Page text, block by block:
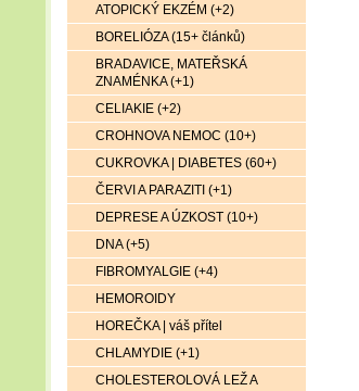
ATOPICKÝ EKZÉM (+2)
BORELIÓZA (15+ článků)
BRADAVICE, MATEŘSKÁ
ZNAMÉNKA (+1)
CELIAKIE (+2)
CROHNOVA NEMOC (10+)
CUKROVKA | DIABETES (60+)
ČERVI A PARAZITI (+1)
DEPRESE A ÚZKOST (10+)
DNA (+5)
FIBROMYALGIE (+4)
HEMOROIDY
HOREČKA | váš přítel
CHLAMYDIE (+1)
CHOLESTEROLOVÁ LEŽ A